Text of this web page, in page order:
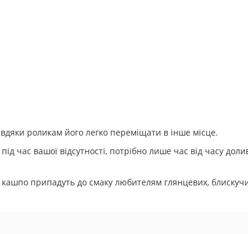
роликам його легко переміщати в інше місце.
час вашої відсутності, потрібно лише час від часу
припадуть до смаку любителям глянцевих,